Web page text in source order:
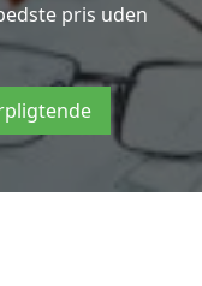
pris uden